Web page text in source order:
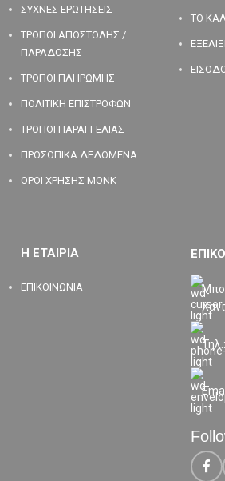
ΣΥΧΝΕΣ ΕΡΩΤΗΣΕΙΣ
ΤΡΟΠΟΙ ΑΠΟΣΤΟΛΗΣ /
ΠΑΡΑΔΟΣΗΣ
ΤΡΟΠΟΙ ΠΛΗΡΩΜΗΣ
ΠΟΛΙΤΙΚΗ ΕΠΙΣΤΡΟΦΩΝ
ΤΡΟΠΟΙ ΠΑΡΑΓΓΕΛΙΑΣ
ΠΡΟΣΩΠΙΚΑ ΔΕΔΟΜΕΝΑ
ΟΡΟΙ ΧΡΗΣΗΣ MONK
ΤΟ
Η ΕΤΑΙΡΙΑ
ΕΠΙΚΟΙΝΩΝΙΑ